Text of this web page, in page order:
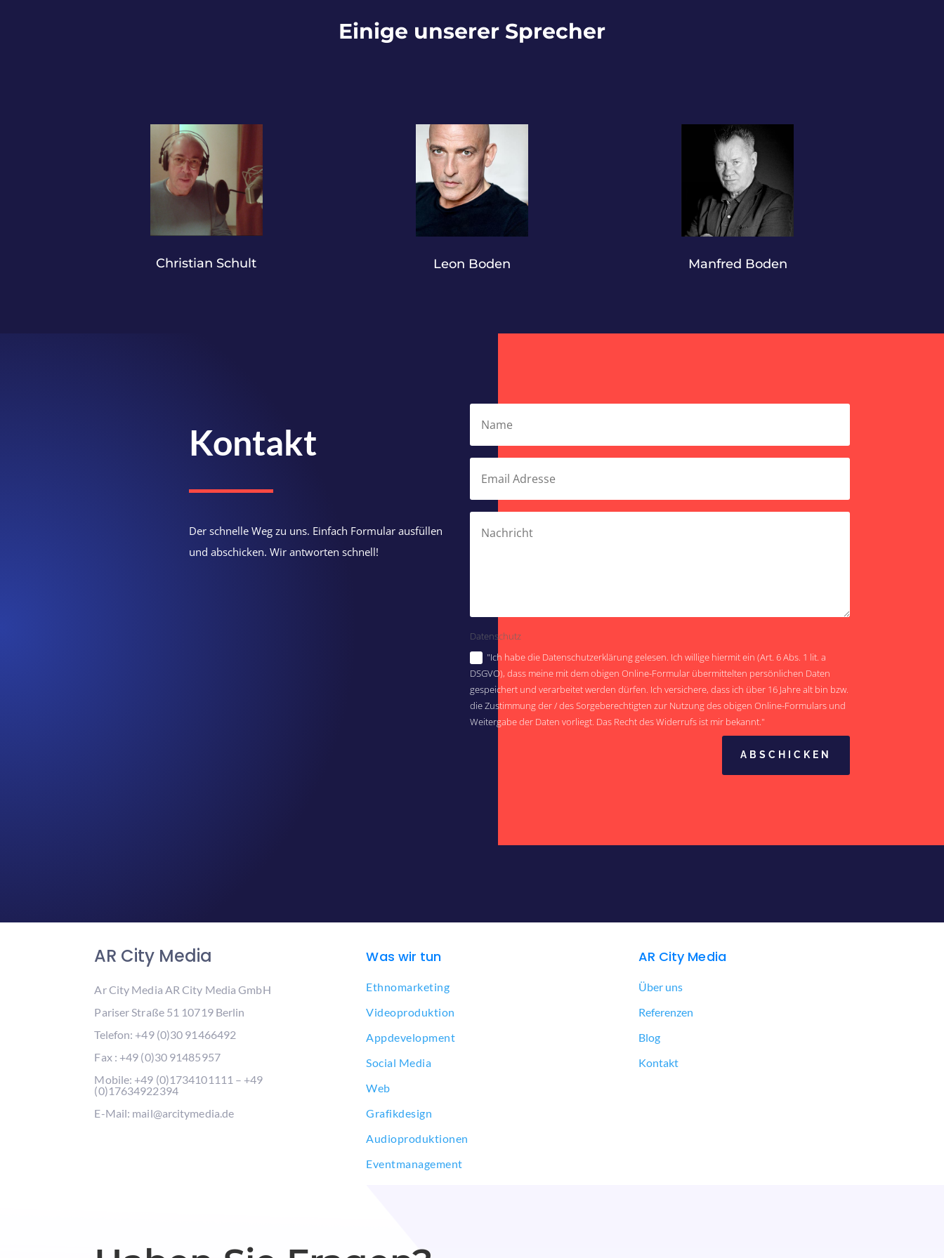
Einige unserer Sprecher
Christian Schult Leon Boden Manfred Boden
Kontakt
Der schnelle Weg zu uns. Einfach Formular ausfüllen
und abschicken. Wir antworten schnell!
Datenschutz
"Ich habe die Datenschutzerklärung gelesen. Ich willige hiermit ein (Art. 6 Abs. 1 lit. a
DSGVO), dass meine mit dem obigen Online-Formular übermittelten persönlichen Daten
gespeichert und verarbeitet werden dürfen. Ich versichere, dass ich über 16 Jahre alt bin bzw.
die Zustimmung der / des Sorgeberechtigten zur Nutzung des obigen Online-Formulars und
Weitergabe der Daten vorliegt. Das Recht des Widerrufs ist mir bekannt."
ABSCHICKEN
AR City Media
Ar City Media AR City Media GmbH
Pariser Straße 51 10719 Berlin
Telefon: +49 (0)30 91466492
Fax : +49 (0)30 91485957
Mobile: +49 (0)1734101111 – +49
(0)17634922394
E-Mail: mail@arcitymedia.de
Was wir tun
Ethnomarketing
Videoproduktion
Appdevelopment
Social Media
Web
Grafikdesign
Audioproduktionen
Eventmanagement
AR City Media
Über uns
Referenzen
Blog
Kontakt